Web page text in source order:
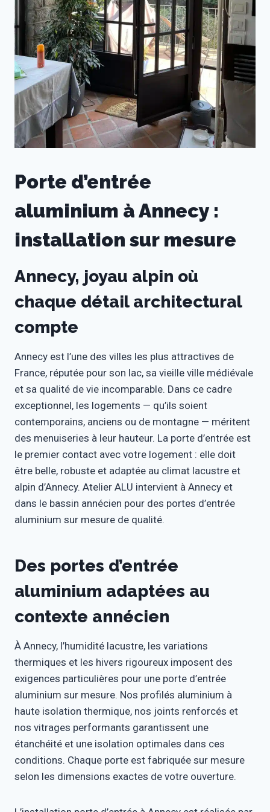
Porte d’entrée
aluminium à Annecy :
installation sur mesure
Annecy, joyau alpin où
chaque détail architectural
compte
Annecy est l’une des villes les plus attractives de
France, réputée pour son lac, sa vieille ville médiévale
et sa qualité de vie incomparable. Dans ce cadre
exceptionnel, les logements — qu’ils soient
contemporains, anciens ou de montagne — méritent
des menuiseries à leur hauteur. La porte d’entrée est
le premier contact avec votre logement : elle doit
être belle, robuste et adaptée au climat lacustre et
alpin d’Annecy. Atelier ALU intervient à Annecy et
dans le bassin annécien pour des portes d’entrée
aluminium sur mesure de qualité.
Des portes d’entrée
aluminium adaptées au
contexte annécien
À Annecy, l’humidité lacustre, les variations
thermiques et les hivers rigoureux imposent des
exigences particulières pour une porte d’entrée
aluminium sur mesure. Nos profilés aluminium à
haute isolation thermique, nos joints renforcés et
nos vitrages performants garantissent une
étanchéité et une isolation optimales dans ces
conditions. Chaque porte est fabriquée sur mesure
selon les dimensions exactes de votre ouverture.